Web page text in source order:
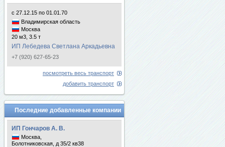
с 27.12.15 по 01.01.70
Владимирская область
Москва
20 м3, 3.5 т
ИП Лебедева Светлана Аркадьевна
+7 (920) 627-65-23
посмотреть весь транспорт
добавить транспорт
Последние добавленные компании
ИП Гончаров А. В.
Москва,
Болотниковская, д 35/2 кв38